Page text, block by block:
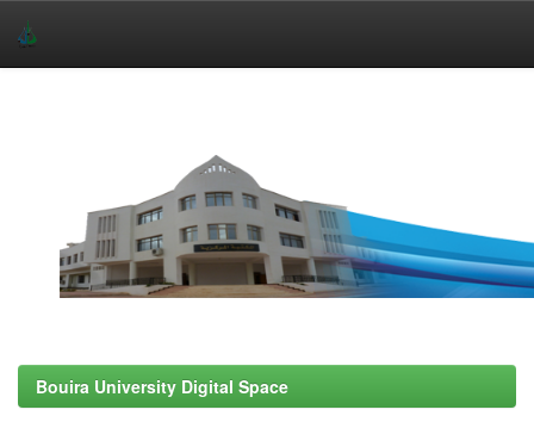
Bouira University Digital Space